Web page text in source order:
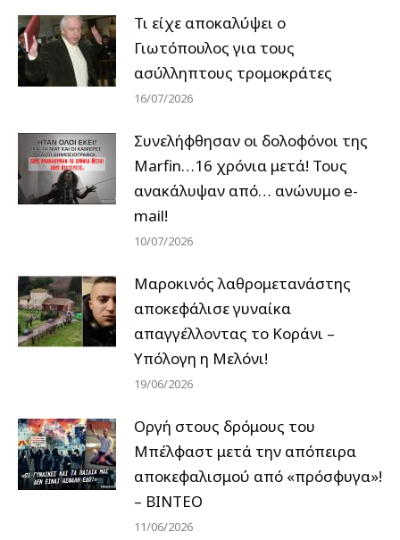
Τι είχε αποκαλύψει ο
Γιωτόπουλος για τους
ασύλληπτους τρομοκράτες
16/07/2026
Συνελήφθησαν οι δολοφόνοι της
Marfin…16 χρόνια μετά! Τους
ανακάλυψαν από… ανώνυμο e-
mail!
10/07/2026
Μαροκινός λαθρομετανάστης
αποκεφάλισε γυναίκα
απαγγέλλοντας το Κοράνι –
Υπόλογη η Μελόνι!
19/06/2026
Οργή στους δρόμους του
Μπέλφαστ μετά την απόπειρα
αποκεφαλισμού από «πρόσφυγα»!
– ΒΙΝΤΕΟ
11/06/2026